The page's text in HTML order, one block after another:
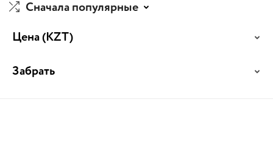
Сначала популярные
Цена(KZT)
Забрать